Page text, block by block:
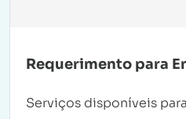
Requerimento para
Serviços disponíveis